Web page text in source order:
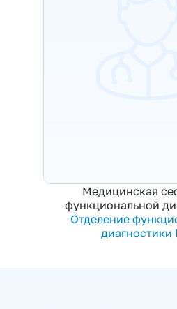
Медицинская
функциональной
Отделение